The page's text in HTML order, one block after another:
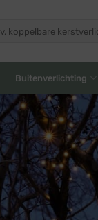
Buitenverlichting